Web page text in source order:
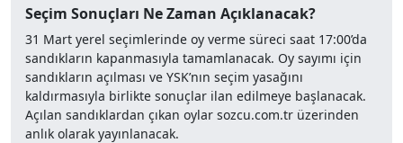
Seçim Sonuçları Ne Zaman Açıklanacak?
31 Mart yerel seçimlerinde oy verme süreci saat 17:00’da
sandıkların kapanmasıyla tamamlanacak. Oy sayımı için
sandıkların açılması ve YSK’nın seçim yasağını
kaldırmasıyla birlikte sonuçlar ilan edilmeye başlanacak.
Açılan sandıklardan çıkan oylar sozcu.com.tr üzerinden
anlık olarak yayınlanacak.